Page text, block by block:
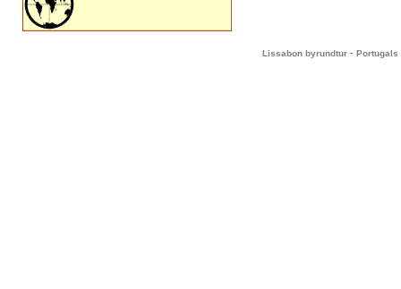
Lissabon byrundtur - Portugals